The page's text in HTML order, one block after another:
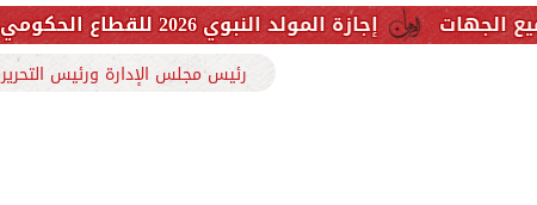
إجازة المولد النبوي 2026 للقطاع الحكومي والخاص.. اعرف الموعد وعدد أيام العطلة
رئيس مجلس الإدارة ورئيس التحرير